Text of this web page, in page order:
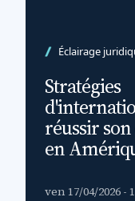
Éclairage
Stratégies
réussir
en
ven 17/04/2026 -